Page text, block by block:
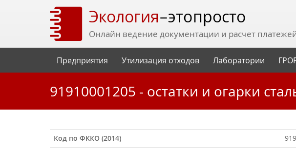
Экология– это просто
Онлайн ведение документации и расчет
Предприятия Утилизация отходов Лаборатории
91910001205 - остатки и огарки
Код по ФККО (2014)